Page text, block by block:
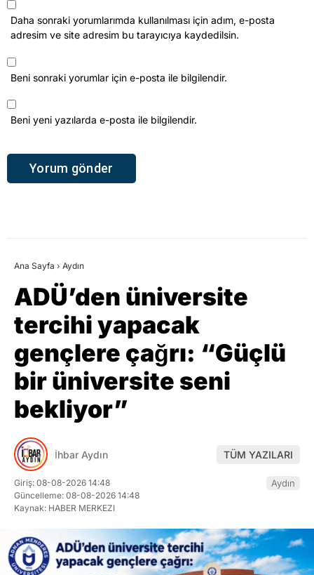
Daha sonraki yorumlarımda kullanılması için adım, e-posta
adresim ve site adresim bu tarayıcıya kaydedilsin.
Beni sonraki yorumlar için e-posta ile bilgilendir.
Beni yeni yazılarda e-posta ile bilgilendir.
Ana Sayfa › Aydın
ADÜ’den üniversite
tercihi yapacak
gençlere çağrı: “Güçlü
bir üniversite seni
bekliyor”
İhbar Aydın TÜM YAZILARI
Giriş: 08-08-2026 14:48
Güncelleme: 08-08-2026 14:48
Kaynak: HABER MERKEZI
Aydın